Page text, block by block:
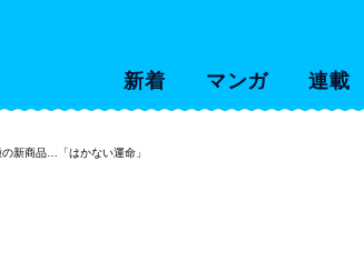
新着 マンガ 連載
新商品…「はかない運命」